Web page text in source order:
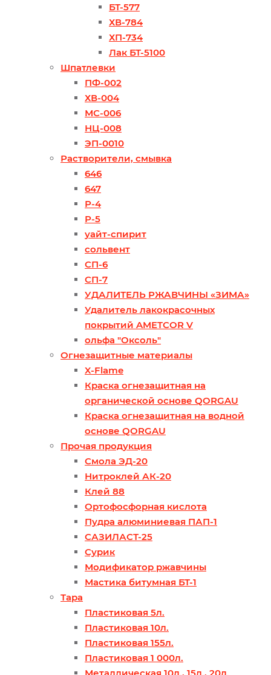
БТ-577
ХВ-784
ХП-734
Лак БТ-5100
Шпатлевки
ПФ-002
ХВ-004
МС-006
НЦ-008
ЭП-0010
Растворители, смывка
646
647
Р-4
Р-5
уайт-спирит
сольвент
СП-6
СП-7
УДАЛИТЕЛЬ РЖАВЧИНЫ «ЗИМА»
Удалитель лакокрасочных
покрытий AMETCOR V
ольфа "Оксоль"
Огнезащитные материалы
X-Flame
Краска огнезащитная на
органической основе QORGAU
Краска огнезащитная на водной
основе QORGAU
Прочая продукция
Смола ЭД-20
Нитроклей АК-20
Клей 88
Ортофосфорная кислота
Пудра алюминиевая ПАП-1
САЗИЛАСТ-25
Сурик
Модификатор ржавчины
Мастика битумная БТ-1
Тара
Пластиковая 5л.
Пластиковая 10л.
Пластиковая 155л.
Пластиковая 1 000л.
Металлическая 10л., 15л., 20л.